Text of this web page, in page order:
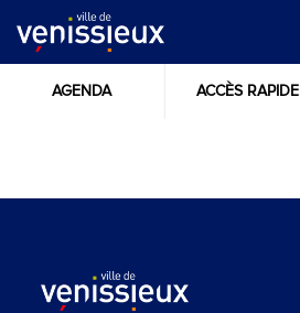
Content
AGENDA ACCÈS RAPIDE